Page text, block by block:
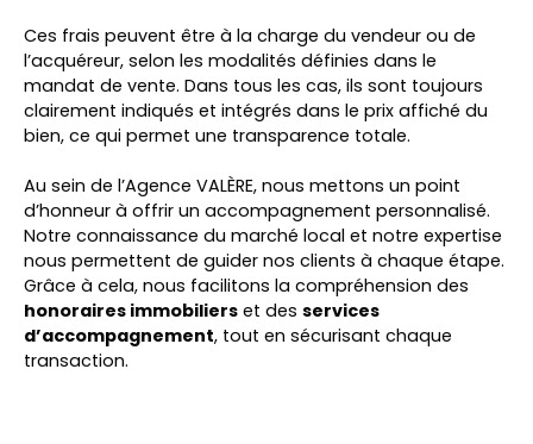
Ces frais peuvent être à la charge du vendeur ou de
l’acquéreur, selon les modalités définies dans le
mandat de vente. Dans tous les cas, ils sont toujours
clairement indiqués et intégrés dans le prix affiché du
bien, ce qui permet une transparence totale.
Au sein de l’Agence VALÈRE, nous mettons un point
d’honneur à offrir un accompagnement personnalisé.
Notre connaissance du marché local et notre expertise
nous permettent de guider nos clients à chaque étape.
Grâce à cela, nous facilitons la compréhension des
honoraires immobiliers et des services
d’accompagnement, tout en sécurisant chaque
transaction.